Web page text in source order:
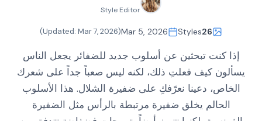
Style Editor
26
Styles
Mar 5, 2026
(Updated:
Mar 7, 2026
)
إذا كنت تبحثين عن أسلوب جديد للضفائر يجعل الناس
يسألون كيف فعلتِ ذلك، لكنه ليس صعباً جداً على شعرك
الخاص، دعينا نعرّفكِ على ضفيرة الشلال. هذا الأسلوب
الحالم يخلق ضفيرة مرتبطة بالرأس مثل الضفيرة